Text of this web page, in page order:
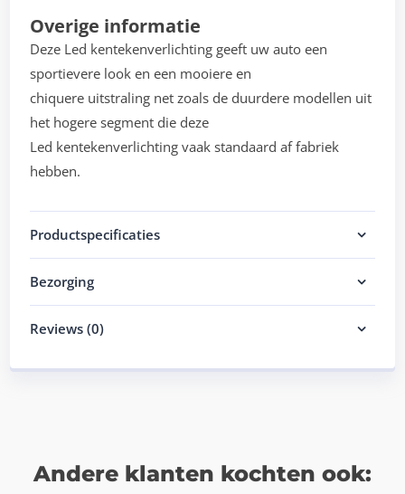
Overige informatie
Deze Led kentekenverlichting geeft uw auto een
sportievere look en een mooiere en
chiquere uitstraling net zoals de duurdere modellen uit
het hogere segment die deze
Led kentekenverlichting vaak standaard af fabriek
hebben.
Productspecificaties
Bezorging
Reviews (0)
Andere klanten kochten ook: